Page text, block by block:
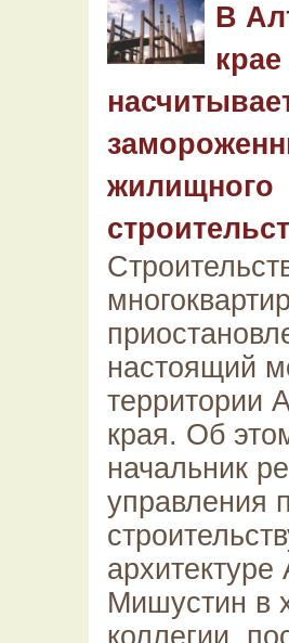
В
крае
жилищного
настоящий
территории
края. Об
начальник
управления
Мишустин в
коллегии,